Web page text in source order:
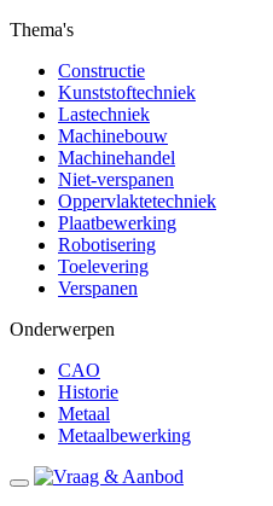
Thema's
Constructie
Kunststoftechniek
Lastechniek
Machinebouw
Machinehandel
Niet-verspanen
Oppervlaktetechniek
Plaatbewerking
Robotisering
Toelevering
Verspanen
Onderwerpen
CAO
Historie
Metaal
Metaalbewerking